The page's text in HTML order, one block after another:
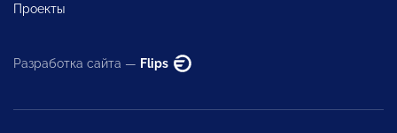
Проекты
Разработка сайта — Flips